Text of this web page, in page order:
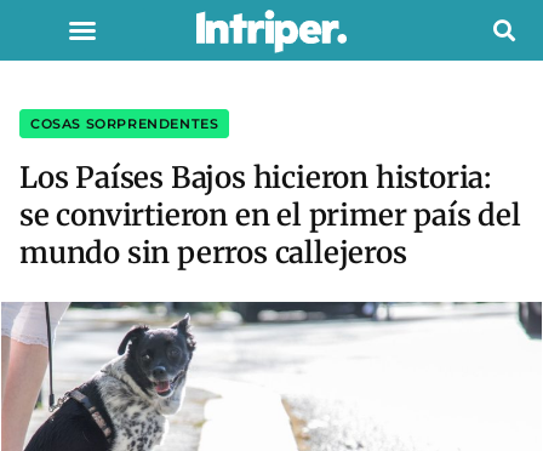
COSAS SORPRENDENTES
Los Países Bajos hicieron historia:
se convirtieron en el primer país del
mundo sin perros callejeros